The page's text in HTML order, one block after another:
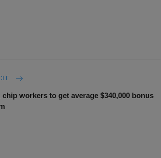
chip workers to get average $340,000 bonus